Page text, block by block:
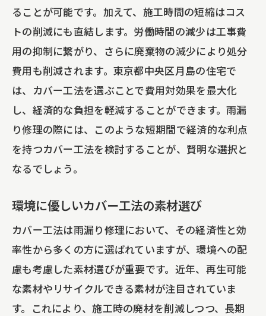
ることが可能です。加えて、施工時間の短縮はコス
トの削減にも直結します。労働時間の減少は工事費
用の抑制に繋がり、さらに廃棄物の減少により処分
費用も削減されます。東京都中央区月島の住宅で
は、カバー工法を選ぶことで費用対効果を最大化
し、経済的な負担を軽減することができます。雨漏
り修理の際には、このような短期間で経済的な利点
を持つカバー工法を検討することが、賢明な選択と
なるでしょう。
環境に優しいカバー工法の素材選び
カバー工法は雨漏り修理において、その経済性と効
率性から多くの方に選ばれていますが、環境への配
慮も考慮した素材選びが重要です。近年、再生可能
な素材やリサイクルできる素材が注目されていま
す。これにより、施工時の廃材を削減しつつ、長期